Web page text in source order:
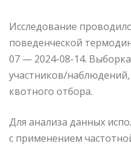
Исследование
поведенческой
07 — 2024-08-14.
участников/
квотного отбора.
Для анализа данных
с применением